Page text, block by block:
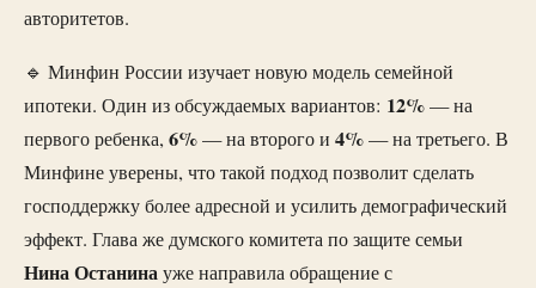
авторитетов.
🔹 Минфин России изучает новую модель семейной
ипотеки. Один из обсуждаемых вариантов: 12%— на
первого ребенка, 6%— на второго и 4%— на третьего. В
Минфине уверены, что такой подход позволит сделать
господдержку более адресной и усилить демографический
эффект. Глава же думского комитета по защите семьи
НинаОстанинауже направила обращение с